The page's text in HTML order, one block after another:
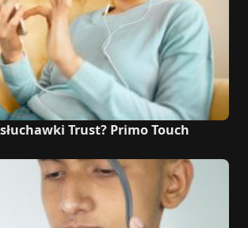
słuchawki Trust? Primo Touch